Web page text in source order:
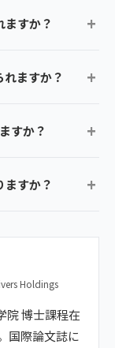
すか？
ますか？
すか？
ますか？
Holdings
院 博士課程在
国際論文誌に